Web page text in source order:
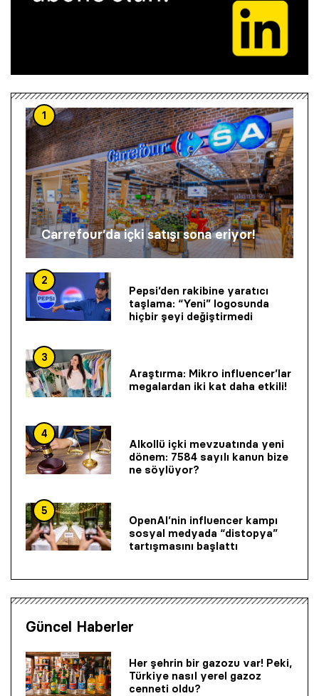
1
Carrefour’da içki satışı sona eriyor!
2
Pepsi’den rakibine yaratıcı
taşlama: “Yeni” logosunda
hiçbir şeyi değiştirmedi
3
Araştırma: Mikro influencer’lar
megalardan iki kat daha etkili!
4
Alkollü içki mevzuatında yeni
dönem: 7584 sayılı kanun bize
ne söylüyor?
5
OpenAI’nin influencer kampı
sosyal medyada “distopya”
tartışmasını başlattı
Güncel Haberler
Her şehrin bir gazozu var! Peki,
Türkiye nasıl yerel gazoz
cenneti oldu?